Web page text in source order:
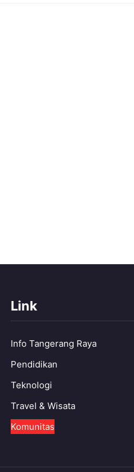
Link
Info Tangerang Raya
Pendidikan
Teknologi
Travel & Wisata
Komunitas